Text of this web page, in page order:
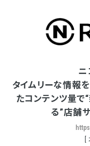
ニ
タイムリーな情報
たコンテンツ量で
る”店舗